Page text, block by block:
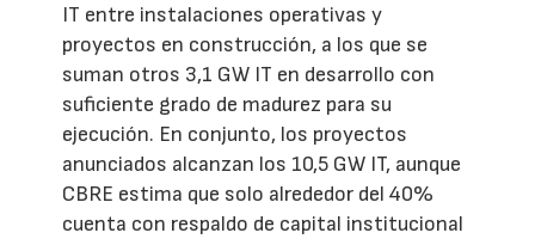
IT entre instalaciones operativas y
proyectos en construcción, a los que se
suman otros 3,1 GW IT en desarrollo con
suficiente grado de madurez para su
ejecución. En conjunto, los proyectos
anunciados alcanzan los 10,5 GW IT, aunque
CBRE estima que solo alrededor del 40%
cuenta con respaldo de capital institucional